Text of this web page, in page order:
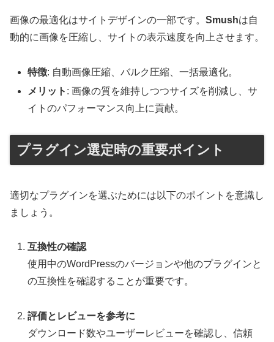
画像の最適化はサイトデザインの一部です。 Smushは自
動的に画像を圧縮し、サイトの表示速度を向上させます。
特徴: 自動画像圧縮、バルク圧縮、一括最適化。
メリット : 画像の質を維持しつつサイズを削減し、サ
イトのパフォーマンス向上に貢献。
プラグイン選定時の重要ポイント
適切なプラグインを選ぶためには以下のポイントを意識し
ましょう。
互換性の確認
使用中のWordPressのバージョンや他のプラグインと
の互換性を確認することが重要です。
評価とレビューを参考に
ダウンロード数やユーザーレビューを確認し、信頼